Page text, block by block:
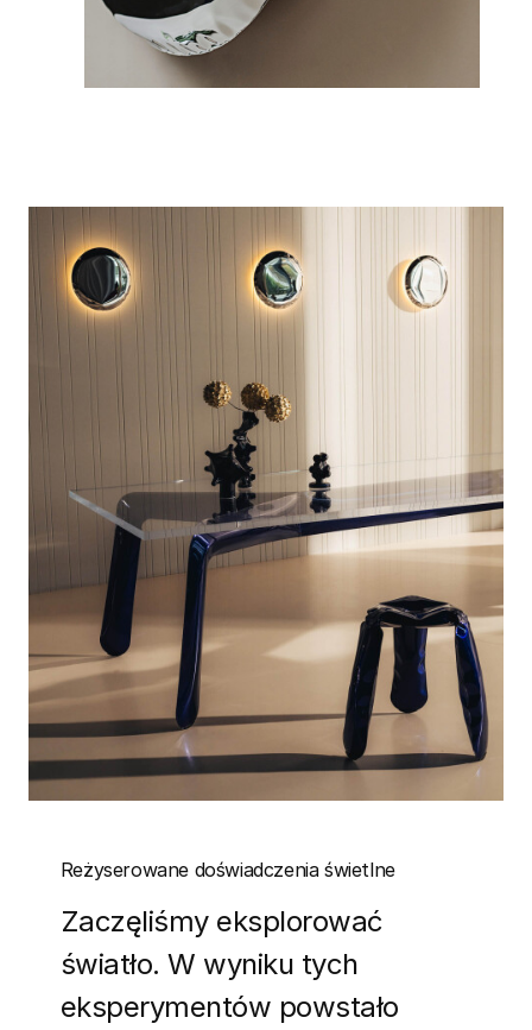
Reżyserowane doświadczenia świetlne
Zaczęliśmy eksplorować
światło. W wyniku tych
eksperymentów powstało